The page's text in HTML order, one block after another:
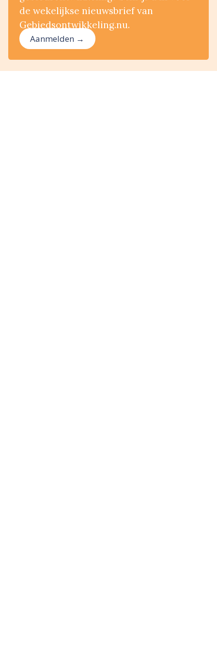
de wekelijkse nieuwsbrief van
Gebiedsontwikkeling.nu.
Aanmelden →